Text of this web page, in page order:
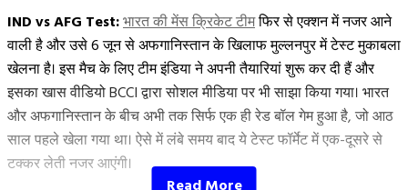
खेलेंगे
Pat
Cummins!
अब
ये
खिलाड़ी
SRH
खिलाफ अपनी टीम को 5 विकेट से जीत दिलाने में अहम रोल निभाया।
वानखेड़े स्टेडियम में सोबो मुंबई फाल्कान्स की पारी के दौरान अर्जुन तेंदुलकर ने
तीन ओवर की गेंदबाजी करते हुए सिर्फ 21 रन दिए और एक विकेट भी हासिल
किया। इसके बाद, 127 के टारगेट का पीछा कर रही अंधेरी की टीम को अर्जुन ने
आते ही दूसरी गेंद पर छक्का लगाकर जीत दिला दी।सचिन तेंदुलकरके लाडले
ने दो गेंदों में 7 रन नाबाद बनाए और उनका स्ट्राइक रेट 350 का रहा।
IND vs AFG Test:भारत की मेंस क्रिकेट टीमफिर से एक्शन में नजर आने
वाली है और उसे 6 जून से अफगानिस्तान के खिलाफ मुल्लनपुर में टेस्ट मुकाबला
खेलना है। इस मैच के लिए टीम इंडिया ने अपनी तैयारियां शुरू कर दी हैं और
इसका खास वीडियो BCCI द्वारा सोशल मीडिया पर भी साझा किया गया। भारत
और अफगानिस्तान के बीच अभी तक सिर्फ एक ही रेड बॉल गेम हुआ है, जो आठ
साल पहले खेला गया था। ऐसे में लंबे समय बाद ये टेस्ट फॉर्मेट में एक-दूसरे से
टक्कर लेती नजर आएंगी।